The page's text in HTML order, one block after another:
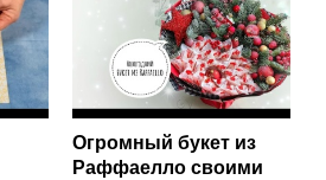
Огромный букет из
Раффаелло своими